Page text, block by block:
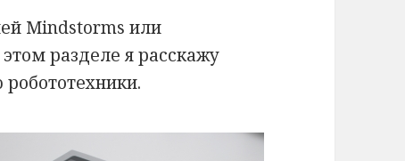
Mindstorms или
разделе я расскажу